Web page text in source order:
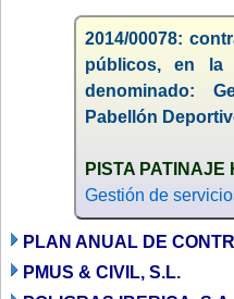
2014/00078:
públicos, en la
denominado:
Pabellón
PISTA
Gestión de
PLAN ANUAL DE
PMUS & CIVIL, S.L.